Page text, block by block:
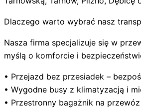
Dlaczego warto wybrać nasz
Nasza firma specjalizuje się w
myślą o komforcie i
• Przejazd bez przesiadek –
• Wygodne busy z klimatyzacją i
• Przestronny bagażnik na